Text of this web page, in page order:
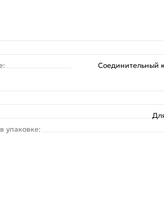
Соединительный
упаковке: